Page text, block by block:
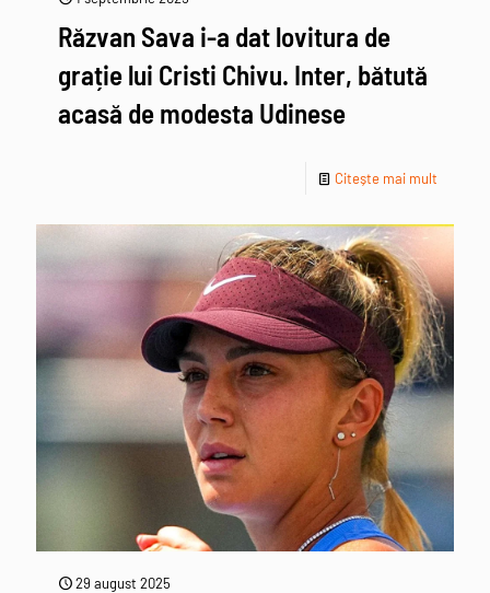
Răzvan Sava i-a dat lovitura de
grație lui Cristi Chivu. Inter, bătută
acasă de modesta Udinese
Citește mai mult
29 august 2025